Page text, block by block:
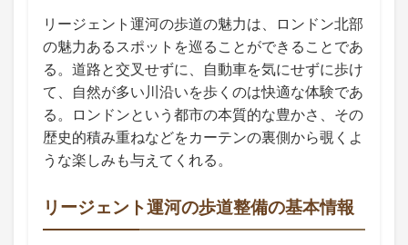
リージェント運河の歩道の魅力は、ロンドン北部
の魅力あるスポットを巡ることができることであ
る。道路と交叉せずに、自動車を気にせずに歩け
て、自然が多い川沿いを歩くのは快適な体験であ
る。ロンドンという都市の本質的な豊かさ、その
歴史的積み重ねなどをカーテンの裏側から覗くよ
うな楽しみも与えてくれる。
リージェント運河の歩道整備の基本情報